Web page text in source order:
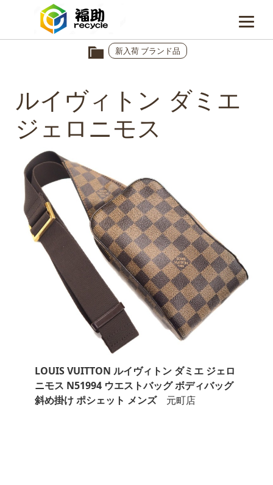
新入荷 ブランド品
ルイヴィトン ダミエ
ジェロニモス
LOUIS VUITTON ルイヴィトン ダミエ ジェロ
ニモス N51994 ウエストバッグ ボディバッグ
斜め掛け ポシェット メンズ元町店